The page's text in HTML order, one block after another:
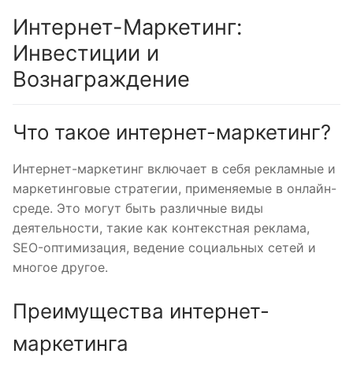
Интернет-Маркетинг:
Инвестиции и
Вознаграждение
Что такое интернет-маркетинг?
Интернет-маркетинг включает в себя рекламные и
маркетинговые стратегии, применяемые в онлайн-
среде. Это могут быть различные виды
деятельности, такие как контекстная реклама,
SEO-оптимизация, ведение социальных сетей и
многое другое.
Преимущества интернет-
маркетинга